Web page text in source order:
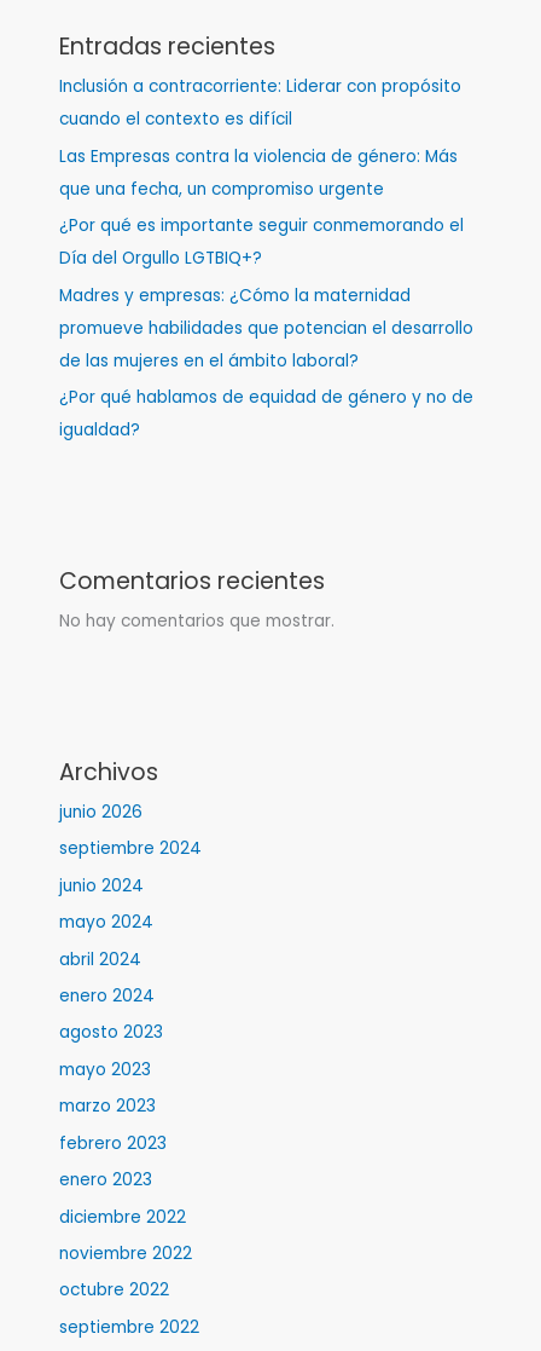
Entradas recientes
Inclusión a contracorriente: Liderar con propósito
cuando el contexto es difícil
Las Empresas contra la violencia de género: Más
que una fecha, un compromiso urgente
¿Por qué es importante seguir conmemorando el
Día del Orgullo LGTBIQ+?
Madres y empresas: ¿Cómo la maternidad
promueve habilidades que potencian el desarrollo
de las mujeres en el ámbito laboral?
¿Por qué hablamos de equidad de género y no de
igualdad?
Comentarios recientes
No hay comentarios que mostrar.
Archivos
junio 2026
septiembre 2024
junio 2024
mayo 2024
abril 2024
enero 2024
agosto 2023
mayo 2023
marzo 2023
febrero 2023
enero 2023
diciembre 2022
noviembre 2022
octubre 2022
septiembre 2022